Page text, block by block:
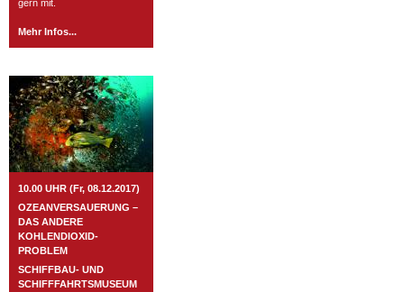
gern mit.
Mehr Infos...
10.00 UHR (Fr, 08.12.2017)
OZEANVERSAUERUNG –
DAS ANDERE
KOHLENDIOXID-
PROBLEM
SCHIFFBAU- UND
SCHIFFFAHRTSMUSEUM